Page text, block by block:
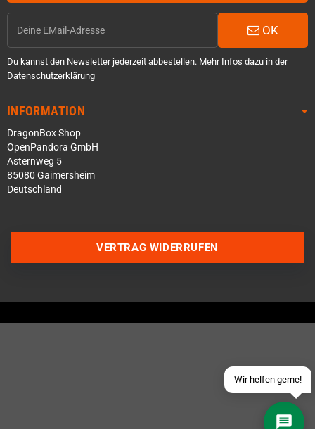
OK
Du kannst den Newsletter jederzeit abbestellen. Mehr Infos dazu in der
Datenschutzerklärung
INFORMATION
DragonBox Shop
OpenPandora GmbH
Asternweg 5
85080 Gaimersheim
Deutschland
Wir helfen gerne!
Über WhatsApp schreiben
Schick uns eine eMail
VERTRAG WIDERRUFEN